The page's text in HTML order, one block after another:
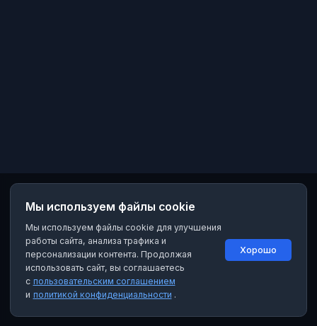
Мы используем файлы cookie
Мы используем файлы cookie для улучшения
работы сайта, анализа трафика и
персонализации контента. Продолжая
использовать сайт, вы соглашаетесь
с пользовательским соглашением
и политикой конфиденциальности .
Хорошо